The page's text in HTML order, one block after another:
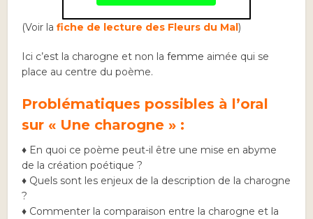
(Voir lafiche de lecture des Fleurs du Mal)
Ici c’est la charogne et non lafemme aimée qui se
place au centre du poème.
Problématiques possibles à l’oral
sur « Une charogne » :
♦ En quoi ce poème peut-il être une mise en abyme
de la création poétique ?
♦ Quels sont les enjeux de la description de la charogne
?
♦ Commenter la comparaison entre la charogne et la